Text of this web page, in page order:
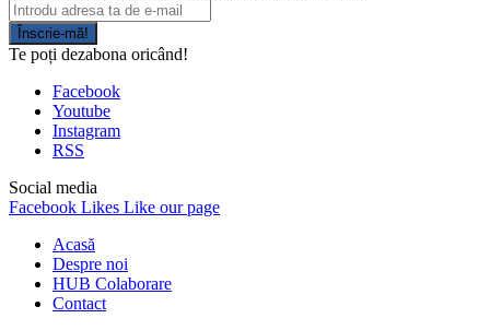
Înscrie-mă!
Te poți dezabona oricând!
Facebook
Youtube
Instagram
RSS
Social media
Facebook Likes Like our page
Acasă
Despre noi
HUB Colaborare
Contact